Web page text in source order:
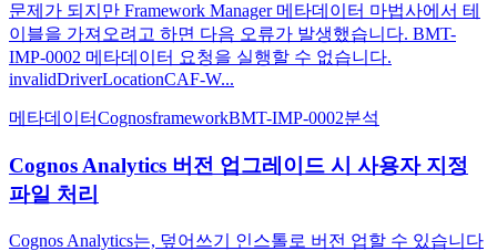
문제가 되지만 Framework Manager 메타데이터 마법사에서 테
이블을 가져오려고 하면 다음 오류가 발생했습니다. BMT-
IMP-0002 메타데이터 요청을 실행할 수 없습니다.
invalidDriverLocationCAF-W...
메타데이터CognosframeworkBMT-IMP-0002분석
Cognos Analytics 버전 업그레이드 시 사용자 지정
파일 처리
Cognos Analytics는, 덮어쓰기 인스톨로 버전 업할 수 있습니다